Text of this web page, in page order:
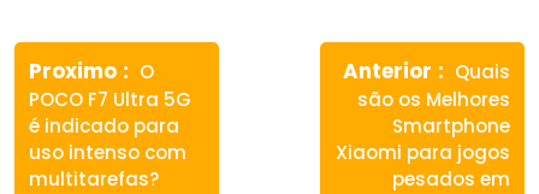
Navegação
de
Post
Proximo
Previous
post:
O
POCO F7 Ultra 5G
é indicado para
uso intenso com
multitarefas?
Anterior
Next
post:
Quais
são os Melhores
Smartphone
Xiaomi para jogos
pesados em